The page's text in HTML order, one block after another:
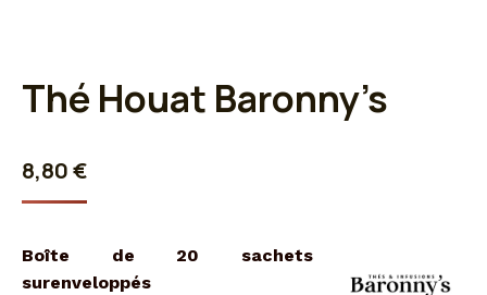
Thé Houat Baronny’s
8,80€
Boîte de 20 sachets
surenveloppés